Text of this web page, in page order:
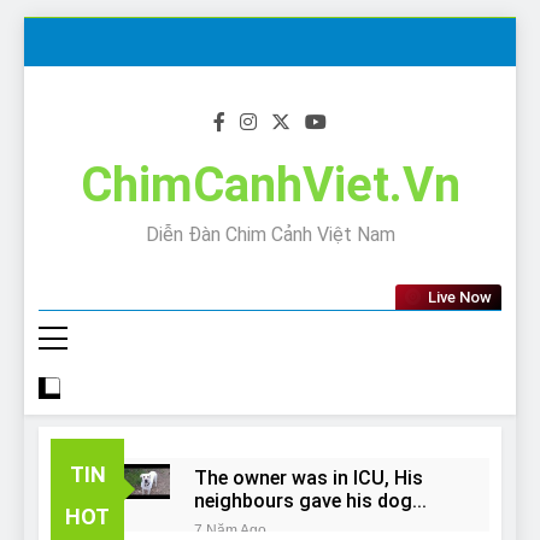
ChimCanhViet.Vn
Diễn Đàn Chim Cảnh Việt Nam
Live Now
TIN
HOT
The owner was in ICU, His
neighbours gave his dog
away!
7 Năm Ago